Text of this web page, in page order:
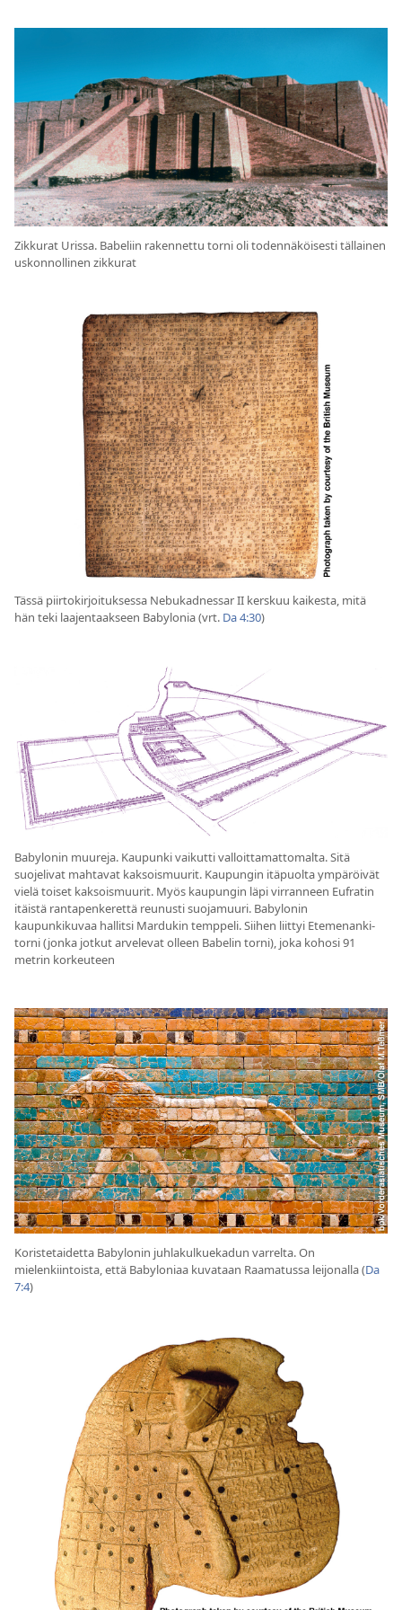
Zikkurat Urissa. Babeliin rakennettu torni oli todennäköisesti tällainen
uskonnollinen zikkurat
Tässä piirtokirjoituksessa Nebukadnessar II kerskuu kaikesta, mitä
hän teki laajentaakseen Babylonia (vrt. Da 4:30)
Babylonin muureja. Kaupunki vaikutti valloittamattomalta. Sitä
suojelivat mahtavat kaksoismuurit. Kaupungin itäpuolta ympäröivät
vielä toiset kaksoismuurit. Myös kaupungin läpi virranneen Eufratin
itäistä rantapenkerettä reunusti suojamuuri. Babylonin
kaupunkikuvaa hallitsi Mardukin temppeli. Siihen liittyi Etemenanki-
torni (jonka jotkut arvelevat olleen Babelin torni), joka kohosi 91
metrin korkeuteen
Koristetaidetta Babylonin juhlakulkuekadun varrelta. On
mielenkiintoista, että Babyloniaa kuvataan Raamatussa leijonalla (Da
7:4)